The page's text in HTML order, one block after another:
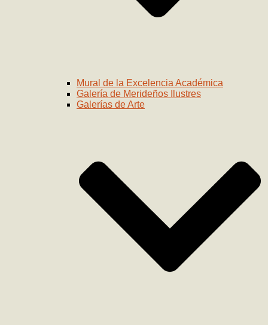
Mural de la Excelencia Académica
Galería de Merideños Ilustres
Galerías de Arte